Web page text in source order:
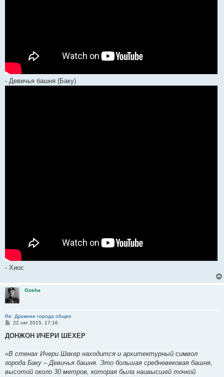
- Девичья башня (Баку)
- Хиос
Gosha
Re: Древние города общее
С
о
е
и
е
22 окт 2015, 17:16
ДОНЖОН ИЧЕРИ ШЕХЕР
«В стенах Ичери Шехер находится и архитектурный символ
города Баку – Девичья башня. Это большая средневековая башня,
высотой около 30 метров, которая была наивысшей точкой